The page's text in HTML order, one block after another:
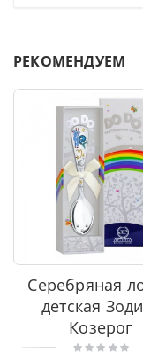
РЕКОМЕНДУЕМ
Серебряная
детская
Козерог